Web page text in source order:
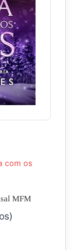
com os
MFM